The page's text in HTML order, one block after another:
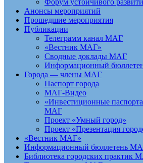
Анонсы мероприятий
Прошедшие мероприятия
Публикации
Телеграмм канал МАГ
«Вестник МАГ»
Сводные доклады МАГ
Информационный
Города — члены МАГ
Паспорт города
МАГ-Видео
«Инвестиционные
МАГ
Проект «Умный город»
Проект «Презентация
«Вестник МАГ»
Информационный бюллетень
Библиотека городских практик